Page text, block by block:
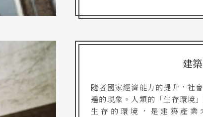
建
隨著國家經濟能力的提升，社
遍的現象。人類的「生存環境
生存的環境，是建築產